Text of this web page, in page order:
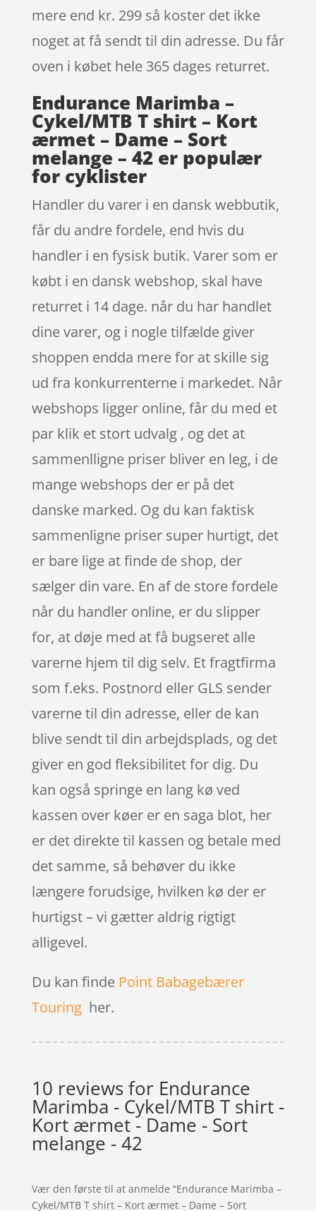
mere end kr. 299 så koster det ikke
noget at få sendt til din adresse. Du får
oven i købet hele 365 dages returret.
Endurance Marimba –
Cykel/MTB T shirt – Kort
ærmet – Dame – Sort
melange – 42 er populær
for cyklister
Handler du varer i en dansk webbutik,
får du andre fordele, end hvis du
handler i en fysisk butik. Varer som er
købt i en dansk webshop, skal have
returret i 14 dage. når du har handlet
dine varer, og i nogle tilfælde giver
shoppen endda mere for at skille sig
ud fra konkurrenterne i markedet. Når
webshops ligger online, får du med et
par klik et stort udvalg , og det at
sammenlligne priser bliver en leg, i de
mange webshops der er på det
danske marked. Og du kan faktisk
sammenligne priser super hurtigt, det
er bare lige at finde de shop, der
sælger din vare. En af de store fordele
når du handler online, er du slipper
for, at døje med at få bugseret alle
varerne hjem til dig selv. Et fragtfirma
som f.eks. Postnord eller GLS sender
varerne til din adresse, eller de kan
blive sendt til din arbejdsplads, og det
giver en god fleksibilitet for dig. Du
kan også springe en lang kø ved
kassen over køer er en saga blot, her
er det direkte til kassen og betale med
det samme, så behøver du ikke
længere forudsige, hvilken kø der er
hurtigst – vi gætter aldrig rigtigt
alligevel.
Du kan finde Point Babagebærer
Touringher.
10 reviews for Endurance
Marimba - Cykel/MTB T shirt -
Kort ærmet - Dame - Sort
melange - 42
Vær den første til at anmelde “Endurance Marimba –
Cykel/MTB T shirt – Kort ærmet – Dame – Sort